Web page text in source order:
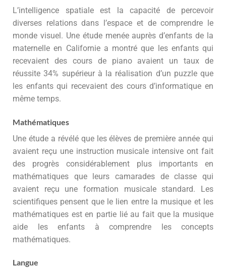
L’intelligence spatiale est la capacité de percevoir
diverses relations dans l’espace et de comprendre le
monde visuel. Une étude menée auprès d’enfants de la
maternelle en Californie a montré que les enfants qui
recevaient des cours de piano avaient un taux de
réussite 34% supérieur à la réalisation d’un puzzle que
les enfants qui recevaient des cours d’informatique en
même temps.
Mathématiques
Une étude a révélé que les élèves de première année qui
avaient reçu une instruction musicale intensive ont fait
des progrès considérablement plus importants en
mathématiques que leurs camarades de classe qui
avaient reçu une formation musicale standard. Les
scientifiques pensent que le lien entre la musique et les
mathématiques est en partie lié au fait que la musique
aide les enfants à comprendre les concepts
mathématiques.
Langue